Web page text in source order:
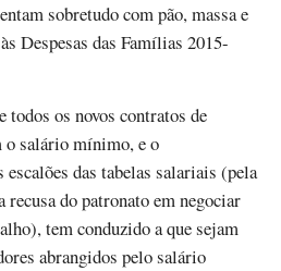
sobretudo com pão, massa e
Despesas das Famílias 2015-
todos os novos contratos de
o salário mínimo, e o
das tabelas salariais (pela
recusa do patronato em negociar
tem conduzido a que sejam
abrangidos pelo salário